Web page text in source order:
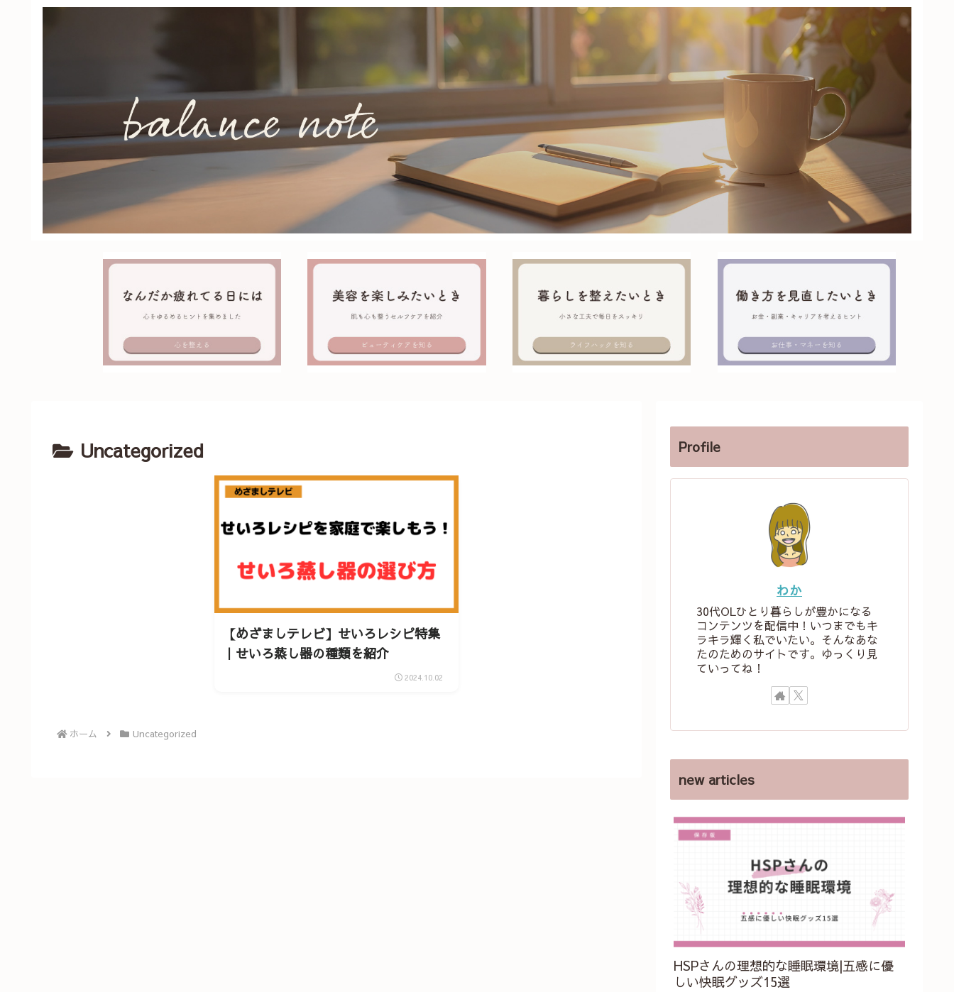
Uncategorized
【めざましテレビ】せいろレシピ特集
｜せいろ蒸し器の種類を紹介
2024.10.02
ホーム Uncategorized
Profile
わか
30代OLひとり暮らしが豊かになる
コンテンツを配信中！いつまでもキ
ラキラ輝く私でいたい。そんなあな
たのためのサイトです。ゆっくり見
ていってね！
new articles
HSPさんの理想的な睡眠環境|五感に優
しい快眠グッズ15選